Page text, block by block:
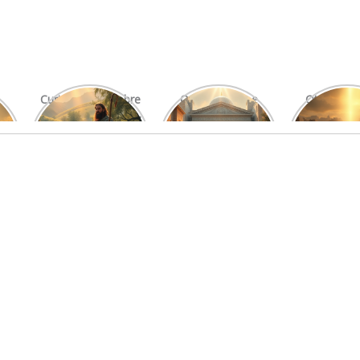
Curiosidades Sobre
Os Salmos Mais
O Significado e
Função do Levita
Otniel: